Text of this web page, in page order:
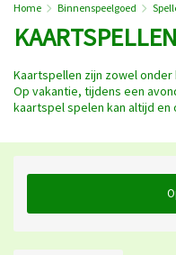
Home Binnenspeelgoed
KAARTSPELLEN
Kaartspellen zijn zowel
Op vakantie, tijdens een
kaartspel spelen kan altijd en